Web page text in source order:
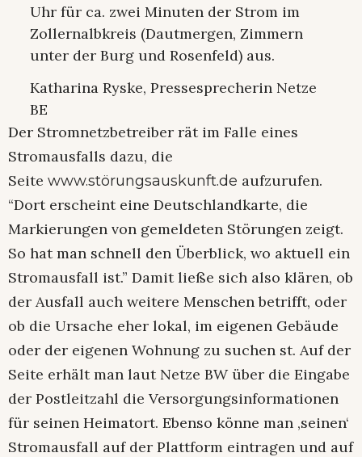
Uhr für ca. zwei Minuten der Strom im
Zollernalbkreis (Dautmergen, Zimmern
unter der Burg und Rosenfeld) aus.
Katharina Ryske, Pressesprecherin Netze
BE
Der Stromnetzbetreiber rät im Falle eines
Stromausfalls dazu, die
Seite www.störungsauskunft.de aufzurufen.
“Dort erscheint eine Deutschlandkarte, die
Markierungen von gemeldeten Störungen zeigt.
So hat man schnell den Überblick, wo aktuell ein
Stromausfall ist.” Damit ließe sich also klären, ob
der Ausfall auch weitere Menschen betrifft, oder
ob die Ursache eher lokal, im eigenen Gebäude
oder der eigenen Wohnung zu suchen st. Auf der
Seite erhält man laut Netze BW über die Eingabe
der Postleitzahl die Versorgungsinformationen
für seinen Heimatort. Ebenso könne man ‚seinen‘
Stromausfall auf der Plattform eintragen und auf